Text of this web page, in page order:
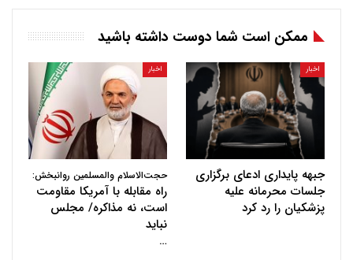
ممکن است شما دوست داشته باشید
اخبار
جبهه پایداری ادعای برگزاری
جلسات محرمانه علیه
پزشکیان را رد کرد
اخبار
حجت‌الاسلام والمسلمین روانبخش:
راه مقابله با آمریکا مقاومت
است، نه مذاکره/ مجلس
نباید
…